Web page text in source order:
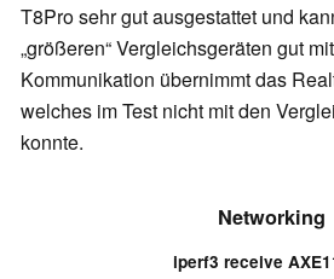
T8Pro sehr gut ausgestattet und
größeren Vergleichsgeräten gut
Kommunikation übernimmt das
welches im Test nicht mit den
konnte.
Networking
iperf3 receive